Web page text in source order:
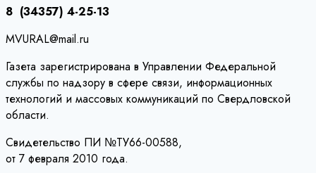
8 (34357) 4-25-13
MVURAL@mail.ru
Газета зарегистрирована в Управлении Федеральной
службы по надзору в сфере связи, информационных
технологий и массовых коммуникаций по Свердловской
области.
Свидетельство ПИ №ТУ66-00588,
от 7 февраля 2010 года.